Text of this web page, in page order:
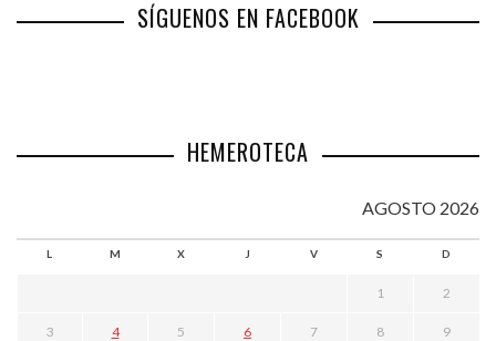
SÍGUENOS EN FACEBOOK
HEMEROTECA
AGOSTO 2026
L M X J V S D
1 2
3 4 5 6 7 8 9